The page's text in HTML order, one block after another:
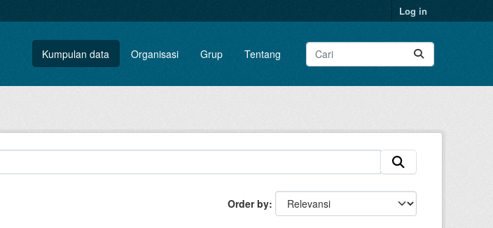
Log in
Kumpulan data Organisasi Grup Tentang
Order by